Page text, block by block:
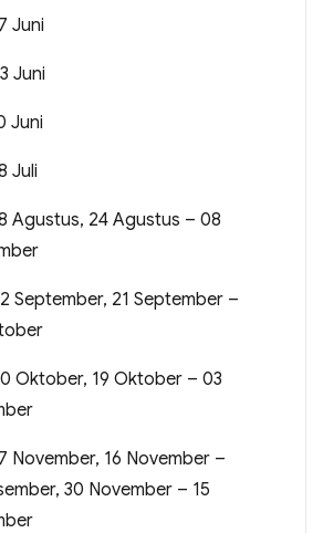
Juni
Juni
Juni
Juli
Agustus, 24 Agustus – 08
September, 21 September –
Oktober, 19 Oktober – 03
November, 16 November –
30 November – 15